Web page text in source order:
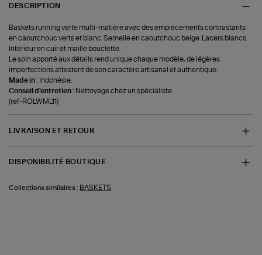
DESCRIPTION
Baskets running verte multi-matière avec des empiècements contrastants
en caoutchouc verts et blanc. Semelle en caoutchouc beige. Lacets blancs.
Intérieur en cuir et maille bouclette.
Le soin apporté aux détails rend unique chaque modèle, de légères
imperfections attestent de son caractère artisanal et authentique.
Made in : Indonésie.
Conseil d'entretien : Nettoyage chez un spécialiste.
(ref-ROLWML11)
LIVRAISON ET RETOUR
DISPONIBILITÉ BOUTIQUE
Collections similaires : BASKETS